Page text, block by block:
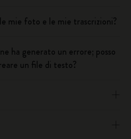
mie foto e le mie trascrizioni?
ha generato un errore; posso
un file di testo?